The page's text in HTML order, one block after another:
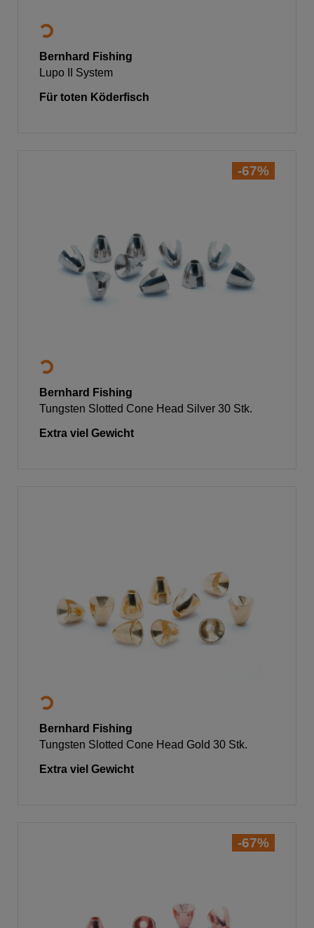
Bernhard Fishing
Lupo II System
Für toten Köderfisch
-67%
Bernhard Fishing
Tungsten Slotted Cone Head Silver 30 Stk.
Extra viel Gewicht
Bernhard Fishing
Tungsten Slotted Cone Head Gold 30 Stk.
Extra viel Gewicht
-67%